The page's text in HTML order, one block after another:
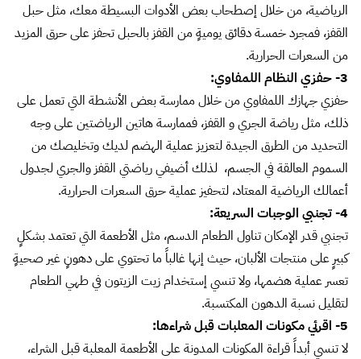
الرياضية، من خلال إصطحاب بعض الأدوات البسيطة معك، مثل حبل
القفز، فمجرد خمسة دقائق يوميةٍ من القفز بالحبل تحفز على حرق المزيد
من السعرات الحرارية.
3- حفزي النظام اللمفاوي:
حفزي جهازك اللمفاوي من خلال ممارسة بعض الأنشطة التي تعمل على
ذلك، مثل رياضة الجري و القفز، فممارسة هاتين الرياضتين على وجه
التحديد من الطرق الجيدة لتعزيز عملية الهضم لديك وتخليصك من
السموم العالقة في الجسم، لذلك أضيفي رياضتي القفز والجري لجدول
أعمالك الرياضية المعتاد، لتحفيز عملية حرق السعرات الحرارية.
4- تجنبي الوجبات السريعة:
تجنبي قدر الإمكان تناول الطعام الدسم، مثل الأطعمة التي تعتمد بشكلٍ
كبيرٍ على منتجات الألبان، حيث إنها غالباً ما تحتوي على دهونٍ غير صحيةٍ
تعسر عملية هضمها، ولا تنسي إستخدام زيت الزيتون في طهي الطعام
لتقليل نسبة الدهون المكتسبة.
5- اقرئي مكونات المعلبات قبل شراءها:
لا تنسي أبداً قراءة المكونات المدونة على الأطعمة المعلبة قبل الشراء،